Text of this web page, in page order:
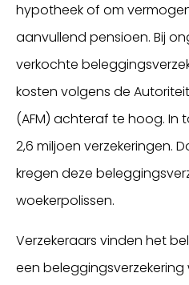
hypotheek of om
aanvullend pensioen. Bij
verkochte
kosten volgens de
(AFM) achteraf te hoog. In
2,6 miljoen verzekeringen.
kregen deze
woekerpolissen.
Verzekeraars vinden het
een